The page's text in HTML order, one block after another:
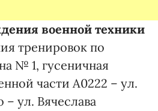
военной техники
тренировок по
№ 1, гусеничная
части А0222 – ул.
ул. Вячеслава